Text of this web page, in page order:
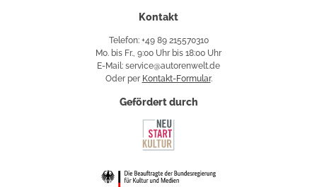
Kontakt
Telefon: +49 89 215570310
Mo. bis Fr., 9:00 Uhr bis 18:00 Uhr
E-Mail: service@autorenwelt.de
Oder per Kontakt-Formular.
Gefördert durch